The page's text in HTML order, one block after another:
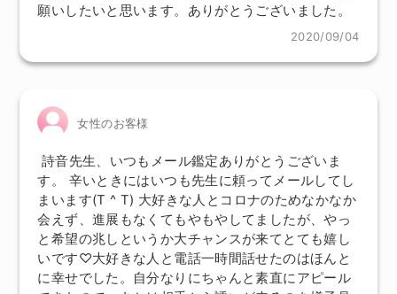
願いしたいと思います。ありがとうございました。
2020/09/04
女性のお客様
詩音先生、いつもメール鑑定ありがとうございま
す。 辛いときにはいつも先生に頼ってメールしてし
まいます(T ^ T) 大好きな人とコロナのためなかなか
会えず、進展もなくてもやもやしてましたが、やっ
と希望の兆しというか大チャンスが来てとても嬉し
いです♡大好きな人と電話一時間話せたのはほんと
に幸せでした。自分なりにちゃんと素直にアピール